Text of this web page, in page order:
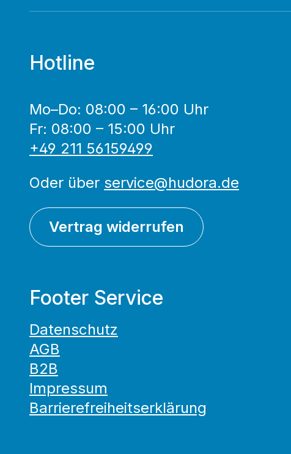
Hotline
Mo–Do: 08:00 – 16:00 Uhr
Fr: 08:00 – 15:00 Uhr
+49 211 56159499
Oder über service@hudora.de
Vertrag widerrufen
Footer Service
Datenschutz
AGB
B2B
Impressum
Barrierefreiheitserklärung